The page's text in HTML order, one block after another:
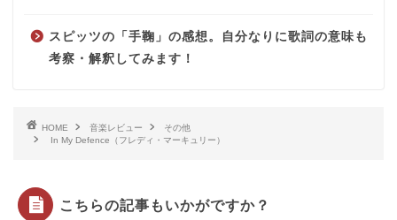
スピッツの「手鞠」の感想。自分なりに歌詞の意味も
考察・解釈してみます！
HOME 音楽レビュー
その他
In My Defence（フレディ・マーキュリー）
こちらの記事もいかがですか？